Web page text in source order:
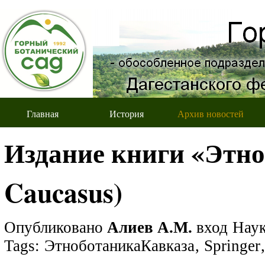
Главная История Архив новостей
Издание книги
Caucasus)
Опубликовано Алиев А.М. вход
Tags: ЭтноботаникаКавказа, Springer